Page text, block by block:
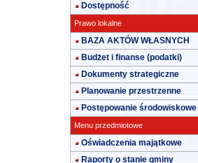
Dostępność
Prawo lokalne
BAZA AKTÓW WŁASNYCH
Budżet i finanse (podatki)
Dokumenty strategiczne
Planowanie przestrzenne
Postępowanie środowiskowe
Menu przedmiotowe
Oświadczenia majątkowe
Raporty o stanie gminy